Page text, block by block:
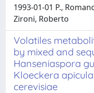
1993-01-01 P.,
Zironi, Roberto
Volatiles
by mixed and
Hanseniaspora
Kloeckera
cerevisiae